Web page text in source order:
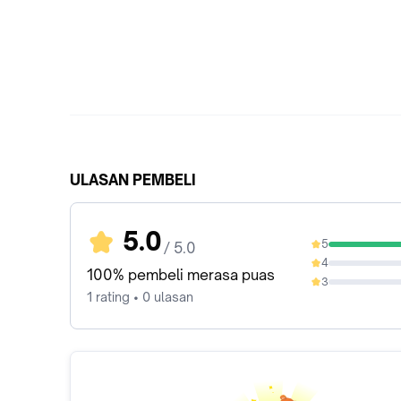
ULASAN PEMBELI
5.0 / 5.0
100% pembeli merasa puas
1 rating • 0 ulasan
5
100%
4
0%
3
0%